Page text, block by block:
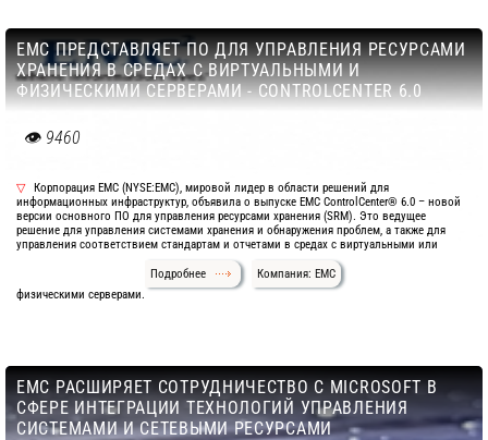
ЕМС ПРЕДСТАВЛЯЕТ ПО ДЛЯ УПРАВЛЕНИЯ РЕСУРСАМИ
ХРАНЕНИЯ В СРЕДАХ С ВИРТУАЛЬНЫМИ И
ФИЗИЧЕСКИМИ СЕРВЕРАМИ - CONTROLCENTER 6.0
9460
Корпорация ЕМС (NYSE:EMC), мировой лидер в области решений для
информационных инфраструктур, объявила о выпуске EMC ControlCenter® 6.0 – новой
версии основного ПО для управления ресурсами хранения (SRM). Это ведущее
решение для управления системами хранения и обнаружения проблем, а также для
управления соответствием стандартам и отчетами в средах с виртуальными или
физическими серверами.
Подробнее Компания: EMC
EMC РАСШИРЯЕТ СОТРУДНИЧЕСТВО С MICROSOFT В
СФЕРЕ ИНТЕГРАЦИИ ТЕХНОЛОГИЙ УПРАВЛЕНИЯ
СИСТЕМАМИ И СЕТЕВЫМИ РЕСУРСАМИ